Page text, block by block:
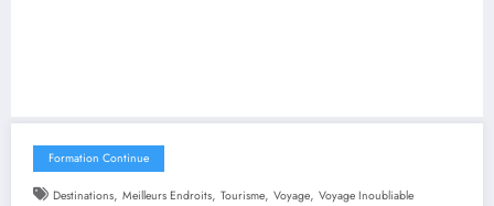
Formation Continue
Destinations, Meilleurs Endroits, Tourisme, Voyage, Voyage Inoubliable